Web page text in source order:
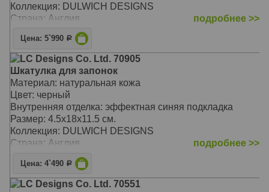
Коллекция: DULWICH DESIGNS
Страна: Англия
подробнее >>
Цена: 5`990 Р
LC Designs Co. Ltd. 70905
Шкатулка для запонок
Материал: натуральная кожа
Цвет: черный
Внутренняя отделка: эффектная синяя подкладка
Размер: 4.5х18х11.5 см.
Коллекция: DULWICH DESIGNS
Страна: Англия
подробнее >>
Цена: 4`490 Р
LC Designs Co. Ltd. 70551